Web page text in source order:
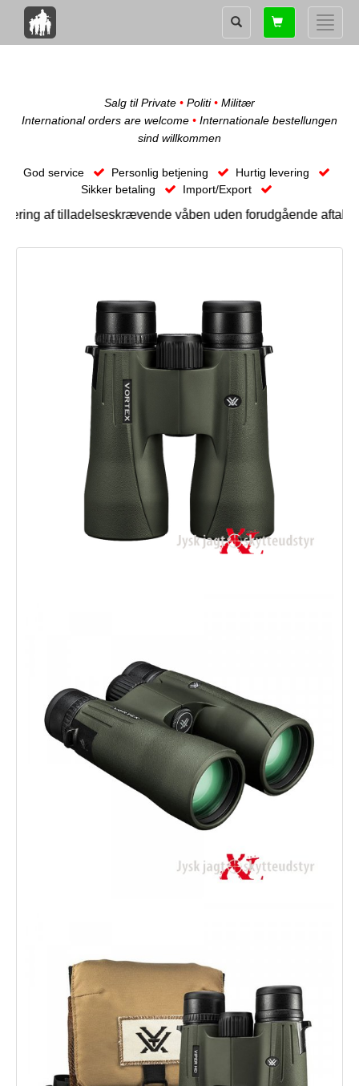
Toggle
Shopping
card
Salg til Private • Politi• Militær
International orders are welcome • Internationale bestellungen
sind willkommen
God service Personlig betjening
Hurtig levering
Sikker betaling
Import/Export
af tilladelseskrævende våben uden forudgående